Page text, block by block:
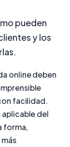
pueden
y los
online deben
facilidad.
aplicable del
forma,